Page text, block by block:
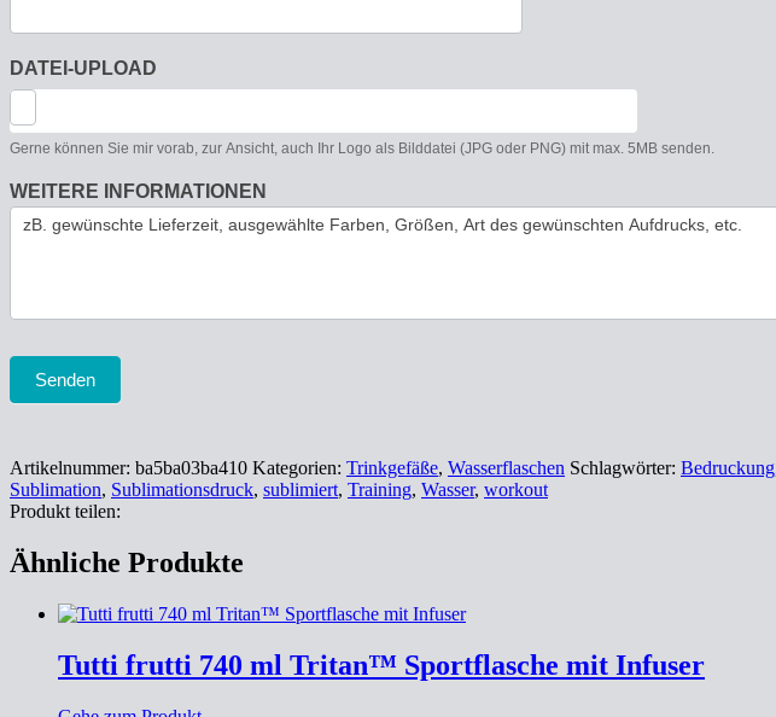
DATEI-UPLOAD
Gerne können Sie mir vorab, zur Ansicht, auch Ihr Logo als Bilddatei (JPG oder PNG) mit max. 5MB senden.
WEITERE INFORMATIONEN
Senden
Artikelnummer: ba5ba03ba410 Kategorien: Trinkgefäße, Wasserflaschen Schlagwörter: Bedruckung
Sublimation, Sublimationsdruck, sublimiert, Training, Wasser, workout
Produkt teilen:
Ähnliche Produkte
Tutti frutti 740 ml Tritan™ Sportflasche mit Infuser